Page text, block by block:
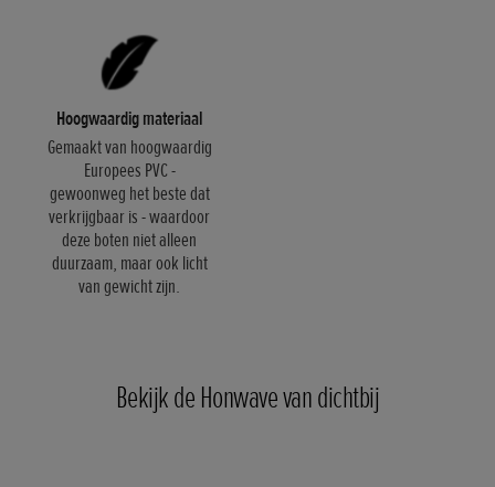
Hoogwaardig materiaal
Gemaakt van hoogwaardig
Europees PVC -
gewoonweg het beste dat
verkrijgbaar is - waardoor
deze boten niet alleen
duurzaam, maar ook licht
van gewicht zijn.
Bekijk de Honwave van dichtbij